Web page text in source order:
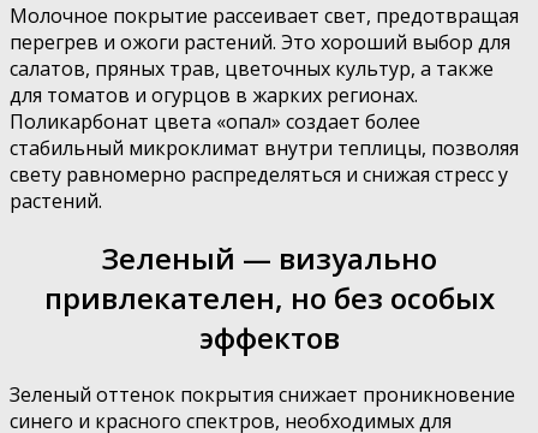
Молочное покрытие рассеивает свет, предотвращая
перегрев и ожоги растений. Это хороший выбор для
салатов, пряных трав, цветочных культур, а также
для томатов и огурцов в жарких регионах.
Поликарбонат цвета «опал» создает более
стабильный микроклимат внутри теплицы, позволяя
свету равномерно распределяться и снижая стресс у
растений.
Зеленый — визуально
привлекателен, но без особых
эффектов
Зеленый оттенок покрытия снижает проникновение
синего и красного спектров, необходимых для